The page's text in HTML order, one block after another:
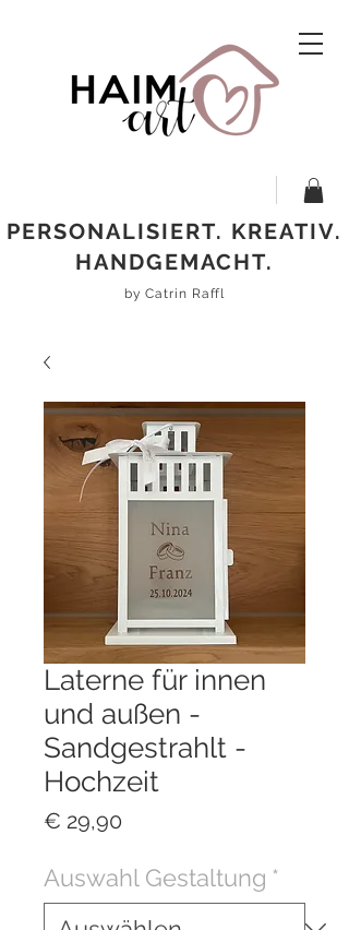
PERSONALISIERT. KREATIV.
HANDGEMACHT.
by Catrin Raffl
Laterne für innen
und außen -
Sandgestrahlt -
Hochzeit
€ 29,90
Auswahl Gestaltung *